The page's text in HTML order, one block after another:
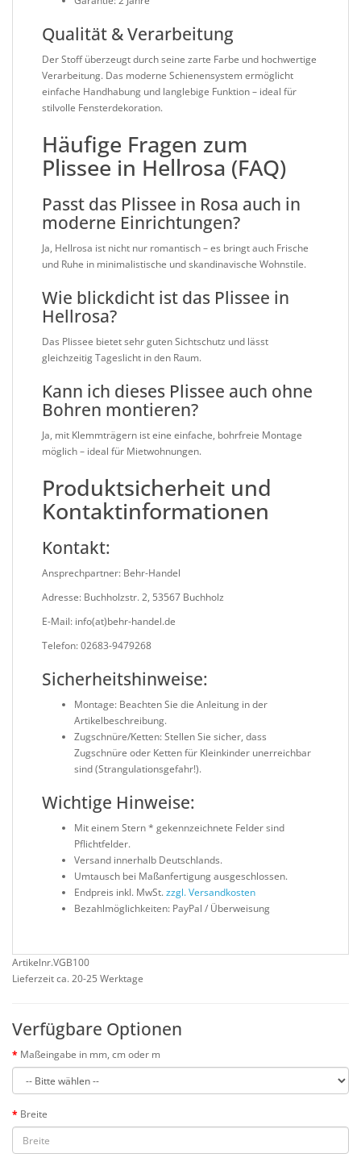
Qualität & Verarbeitung
Der Stoff überzeugt durch seine zarte Farbe und hochwertige
Verarbeitung. Das moderne Schienensystem ermöglicht
einfache Handhabung und langlebige Funktion – ideal für
stilvolle Fensterdekoration.
Häufige Fragen zum
Plissee in Hellrosa (FAQ)
Passt das Plissee in Rosa auch in
moderne Einrichtungen?
Ja, Hellrosa ist nicht nur romantisch – es bringt auch Frische
und Ruhe in minimalistische und skandinavische Wohnstile.
Wie blickdicht ist das Plissee in
Hellrosa?
Das Plissee bietet sehr guten Sichtschutz und lässt
gleichzeitig Tageslicht in den Raum.
Kann ich dieses Plissee auch ohne
Bohren montieren?
Ja, mit Klemmträgern ist eine einfache, bohrfreie Montage
möglich – ideal für Mietwohnungen.
Produktsicherheit und
Kontaktinformationen
Kontakt:
Ansprechpartner: Behr-Handel
Adresse: Buchholzstr. 2, 53567 Buchholz
E-Mail: info(at)behr-handel.de
Telefon:02683-9479268
Sicherheitshinweise:
Montage: Beachten Sie die Anleitung in der
Artikelbeschreibung.
Zugschnüre/Ketten:Stellen Sie sicher, dass
Zugschnüre oder Ketten für Kleinkinder unerreichbar
sind (Strangulationsgefahr!).
Wichtige Hinweise:
Mit einem Stern * gekennzeichnete Felder sind
Pflichtfelder.
Versand innerhalb Deutschlands.
Umtausch bei Maßanfertigung ausgeschlossen.
Endpreis inkl. MwSt.zzgl. Versandkosten
Bezahlmöglichkeiten: PayPal / Überweisung
Artikelnr.VGB100
Lieferzeit ca. 20-25 Werktage
Verfügbare Optionen
Maßeingabe in mm, cm oder m
Breite